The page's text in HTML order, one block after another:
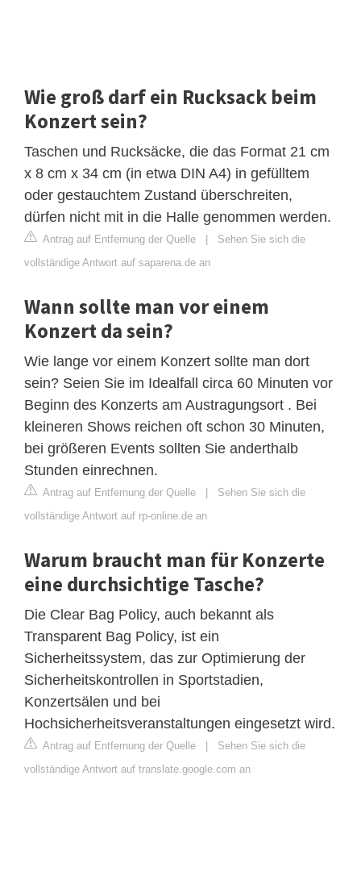
Wie groß darf ein Rucksack beim
Konzert sein?
Taschen und Rucksäcke, die das Format 21 cm
x 8 cm x 34 cm (in etwa DIN A4) in gefülltem
oder gestauchtem Zustand überschreiten,
dürfen nicht mit in die Halle genommen werden.
Antrag auf Entfernung der Quelle | Sehen Sie sich die
vollständige Antwort auf saparena.de an
Wann sollte man vor einem
Konzert da sein?
Wie lange vor einem Konzert sollte man dort
sein? Seien Sie im Idealfall circa 60 Minuten vor
Beginn des Konzerts am Austragungsort . Bei
kleineren Shows reichen oft schon 30 Minuten,
bei größeren Events sollten Sie anderthalb
Stunden einrechnen.
Antrag auf Entfernung der Quelle | Sehen Sie sich die
vollständige Antwort auf rp-online.de an
Warum braucht man für Konzerte
eine durchsichtige Tasche?
Die Clear Bag Policy, auch bekannt als
Transparent Bag Policy, ist ein
Sicherheitssystem, das zur Optimierung der
Sicherheitskontrollen in Sportstadien,
Konzertsälen und bei
Hochsicherheitsveranstaltungen eingesetzt wird.
Antrag auf Entfernung der Quelle | Sehen Sie sich die
vollständige Antwort auf translate.google.com an